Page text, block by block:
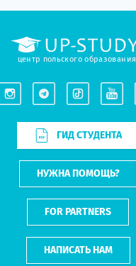
центр польского образования
ГИД СТУДЕНТА
НУЖНА ПОМОЩЬ?
FOR PARTNERS
НАПИСАТЬ НАМ